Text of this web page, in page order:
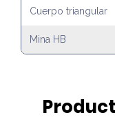
Cuerpo triangular
Mina HB